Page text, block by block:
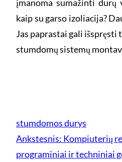
įmanoma sumažinti durų
kaip su garso izoliacija?
Jas paprastai gali
stumdomų sistemų
stumdomos durys
Ankstesnis: Kompiuterių
programiniai ir techniniai